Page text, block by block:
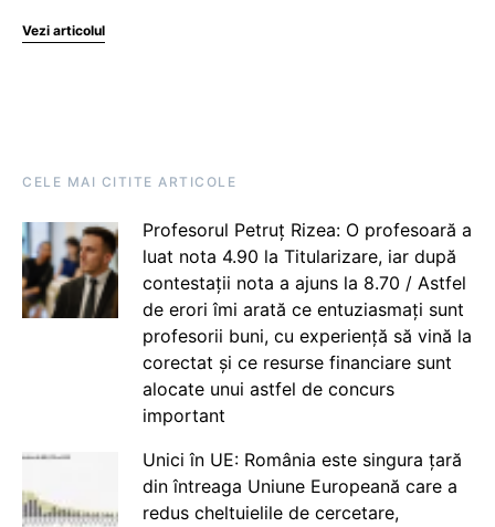
Vezi articolul
CELE MAI CITITE ARTICOLE
Profesorul Petruț Rizea: O profesoară a
luat nota 4.90 la Titularizare, iar după
contestații nota a ajuns la 8.70 / Astfel
de erori îmi arată ce entuziasmați sunt
profesorii buni, cu experiență să vină la
corectat și ce resurse financiare sunt
alocate unui astfel de concurs
important
Unici în UE: România este singura țară
din întreaga Uniune Europeană care a
redus cheltuielile de cercetare,